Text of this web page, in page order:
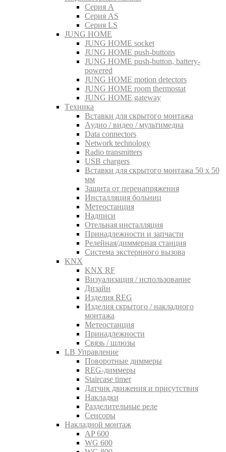
Серия A
Серия AS
Серия LS
JUNG HOME
JUNG HOME socket
JUNG HOME push-buttons
JUNG HOME push-button, battery-
powered
JUNG HOME motion detectors
JUNG HOME room thermostat
JUNG HOME gateway
Tехника
Вставки для скрытого монтажа
Aудио / видео / мультимедиа
Data connectors
Network technology
Radio transmitters
USB chargers
Вставки для скрытого монтажа 50 x 50
мм
Защита от перенапряжения
Инсталляция больниц
Метеостанция
Надписи
Отельная инсталляция
Принадлежности и запчасти
Релейная/диммерная станция
Система экстернного вызова
KNX
KNX RF
Визуализация / использование
Дизайн
Изделия REG
Изделия скрытого / накладного
монтажа
Метеостанция
Принадлежности
Связь / шлюзы
LB Управление
Поворотные диммеры
REG-диммеры
Staircase timer
Датчик движения и присутствия
Накладки
Разделительные реле
Сенсоры
Накладной монтаж
AP 600
WG 600